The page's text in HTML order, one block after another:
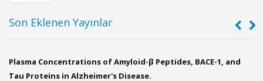
Son Eklenen Yayınlar
Plasma Concentrations of Amyloid-β Peptides, BACE-1, and
Tau Proteins in Alzheimer's Disease.